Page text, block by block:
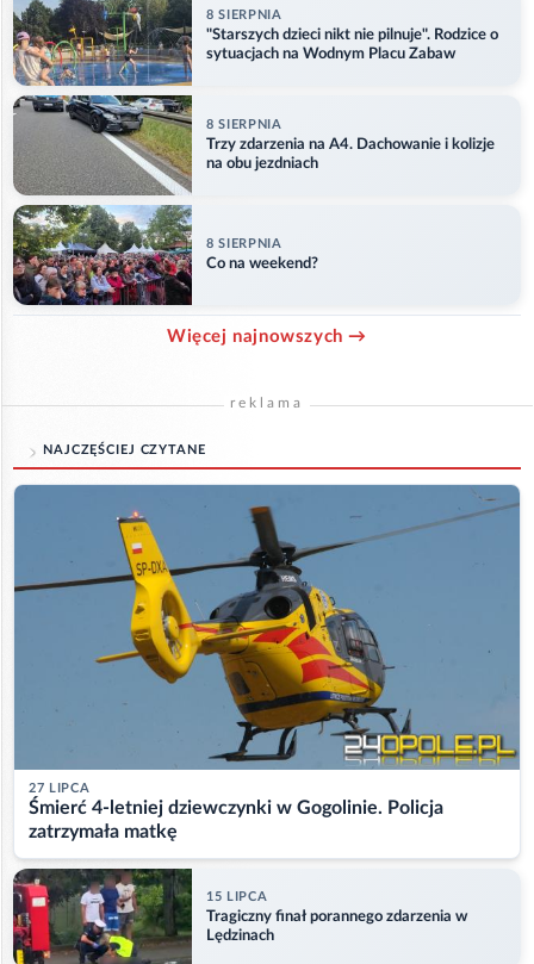
8 SIERPNIA
"Starszych dzieci nikt nie pilnuje". Rodzice o
sytuacjach na Wodnym Placu Zabaw
8 SIERPNIA
Trzy zdarzenia na A4. Dachowanie i kolizje
na obu jezdniach
8 SIERPNIA
Co na weekend?
Więcej najnowszych →
reklama
NAJCZĘŚCIEJ CZYTANE
27 LIPCA
Śmierć 4-letniej dziewczynki w Gogolinie. Policja
zatrzymała matkę
15 LIPCA
Tragiczny finał porannego zdarzenia w
Lędzinach